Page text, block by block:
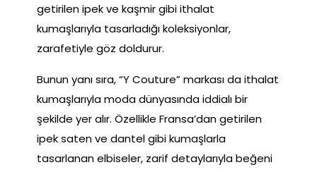
getirilen ipek ve kaşmir gibi ithalat
kumaşlarıyla tasarladığı koleksiyonlar,
zarafetiyle göz doldurur.
Bunun yanı sıra, “Y Couture” markası da ithalat
kumaşlarıyla moda dünyasında iddialı bir
şekilde yer alır. Özellikle Fransa’dan getirilen
ipek saten ve dantel gibi kumaşlarla
tasarlanan elbiseler, zarif detaylarıyla beğeni